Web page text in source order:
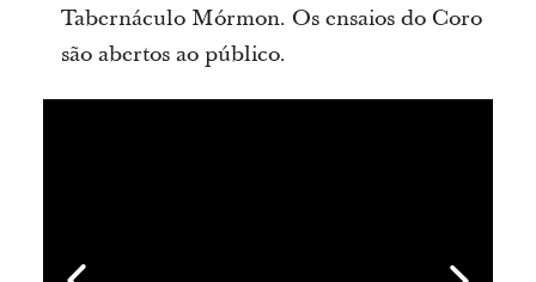
Tabernáculo Mórmon. Os ensaios do Coro
são abertos ao público.